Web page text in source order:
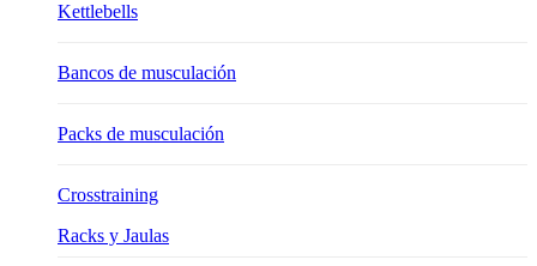
Kettlebells
Bancos de musculación
Packs de musculación
Crosstraining
Racks y Jaulas